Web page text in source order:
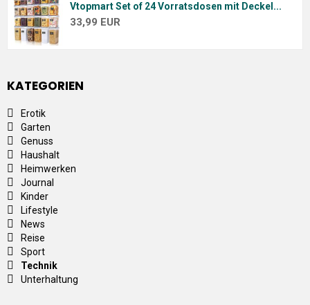
Vtopmart Set of 24 Vorratsdosen mit Deckel...
33,99 EUR
KATEGORIEN
Erotik
Garten
Genuss
Haushalt
Heimwerken
Journal
Kinder
Lifestyle
News
Reise
Sport
Technik
Unterhaltung